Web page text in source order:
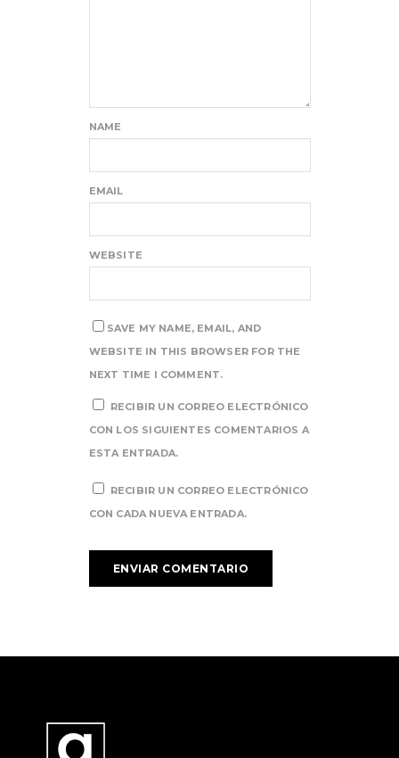
NAME
EMAIL
WEBSITE
SAVE MY NAME, EMAIL, AND
WEBSITE IN THIS BROWSER FOR THE
NEXT TIME I COMMENT.
RECIBIR UN CORREO ELECTRÓNICO
CON LOS SIGUIENTES COMENTARIOS A
ESTA ENTRADA.
RECIBIR UN CORREO ELECTRÓNICO
CON CADA NUEVA ENTRADA.